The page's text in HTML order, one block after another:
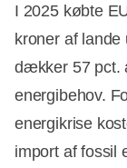
I 2025 købte
kroner af lande
dækker 57 pct.
energibehov.
energikrise
import af fossil